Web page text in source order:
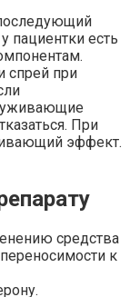
пациентки есть
спрей при
При
эффект.
средства
к